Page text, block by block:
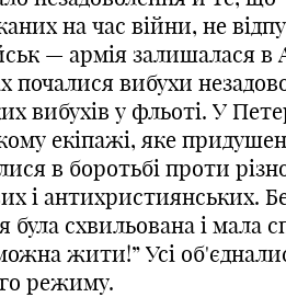
на час війни, не
— армія залишалася в
почалися вибухи
вибухів у фльоті. У
екіпажі, яке
в боротьбі проти
і антихристиянських.
була схвильована і мала
жити!” Усі
режиму.